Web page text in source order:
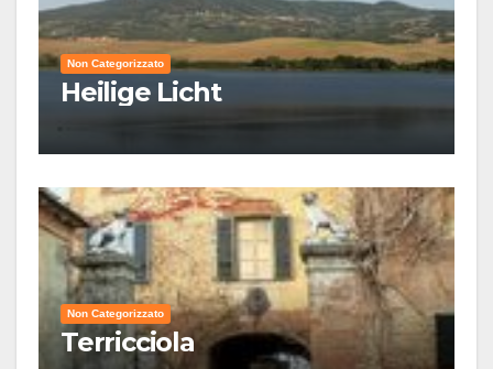
Non Categorizzato
Heilige Licht
Non Categorizzato
Terricciola